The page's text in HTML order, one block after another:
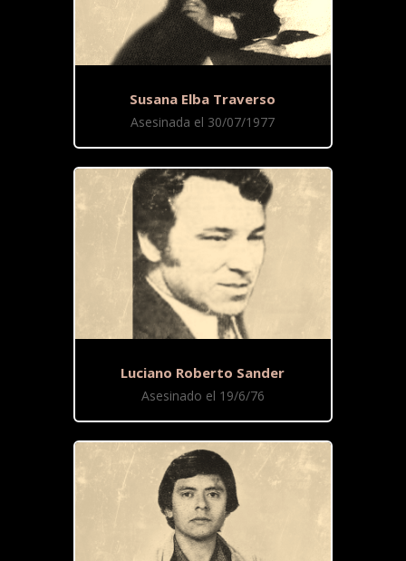
Susana Elba Traverso
Asesinada el 30/07/1977
Luciano Roberto Sander
Asesinado el 19/6/76